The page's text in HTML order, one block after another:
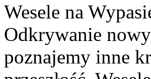
Wesele na
Odkrywanie
poznajemy inne